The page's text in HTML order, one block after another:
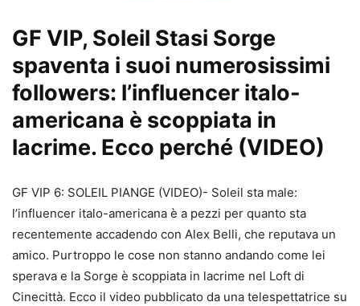
GF VIP, Soleil Stasi Sorge
spaventa i suoi numerosissimi
followers: l’influencer italo-
americana è scoppiata in
lacrime. Ecco perché (VIDEO)
GF VIP 6: SOLEIL PIANGE (VIDEO)- Soleil sta male:
l’influencer italo-americana è a pezzi per quanto sta
recentemente accadendo con Alex Belli, che reputava un
amico. Purtroppo le cose non stanno andando come lei
sperava e la Sorge è scoppiata in lacrime nel Loft di
Cinecittà. Ecco il video pubblicato da una telespettatrice su